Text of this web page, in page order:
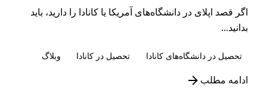
اگر قصد اپلای در دانشگاه‌های آمریکا یا کانادا را دارید، باید
بدانید...
تحصیل در دانشگاه‌های کانادا تحصیل در کانادا وبلاگ
ادامه مطلب